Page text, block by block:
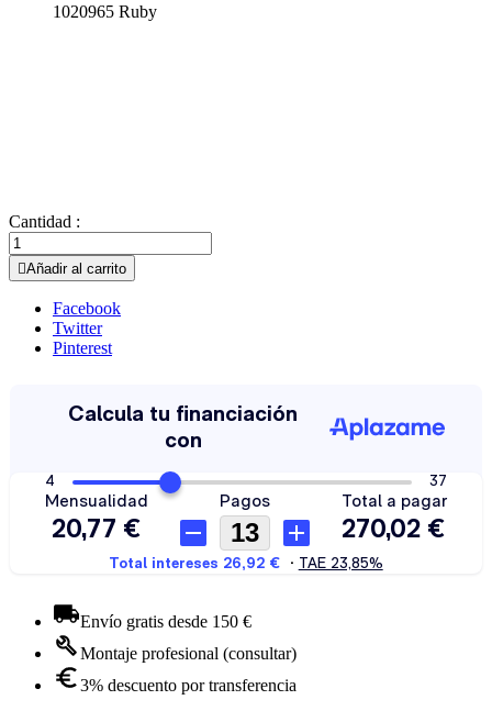
1020965 Ruby
Cantidad :
Añadir al carrito
Facebook
Twitter
Pinterest
Envío gratis desde 150 €
Montaje profesional (consultar)
3% descuento por transferencia